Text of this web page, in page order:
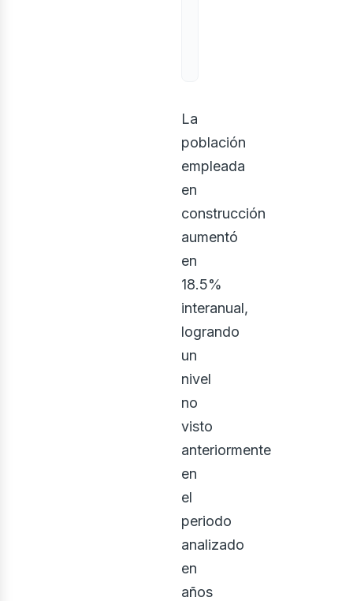
La
población
empleada
en
construcción
aumentó
en
18.5%
interanual,
logrando
un
nivel
no
visto
anteriormente
en
el
periodo
analizado
en
años